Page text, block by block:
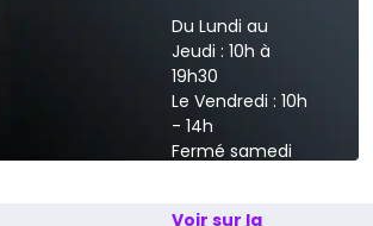
Du Lundi au
Jeudi : 10h à
19h30
Le Vendredi : 10h
- 14h
Fermé samedi
Voir sur la